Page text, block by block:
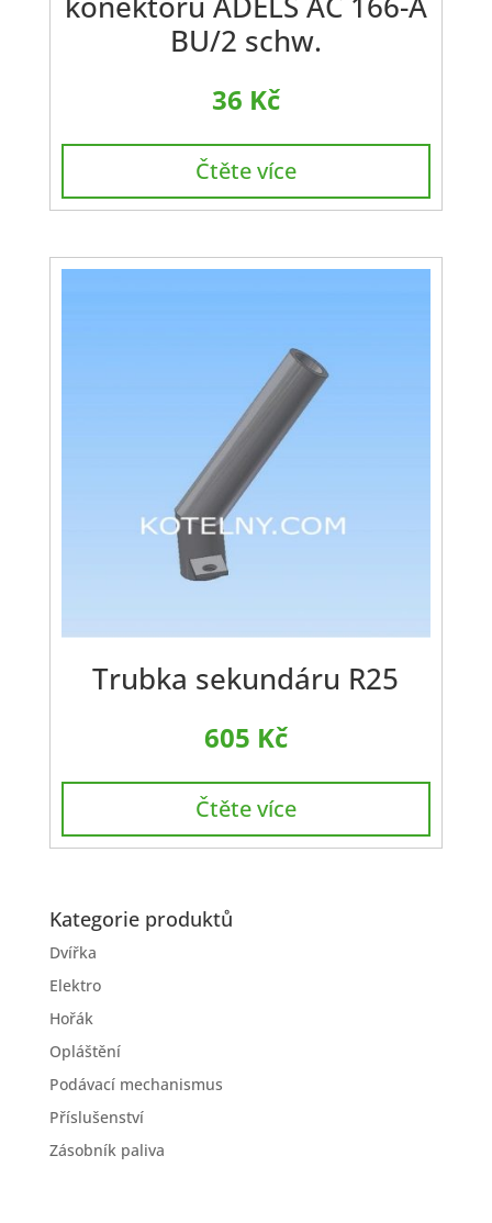
BU/2 schw.
36 Kč
Čtěte více
Trubka sekundáru R25
605 Kč
Čtěte více
Kategorie produktů
Dvířka
Elektro
Hořák
Opláštění
Podávací mechanismus
Příslušenství
Zásobník paliva